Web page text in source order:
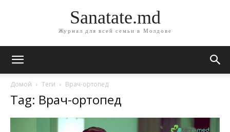
Sanatate.md
Журнал для всей семьи в Молдове
Домой Теги Врач-ортопед
Tag: Врач-ортопед